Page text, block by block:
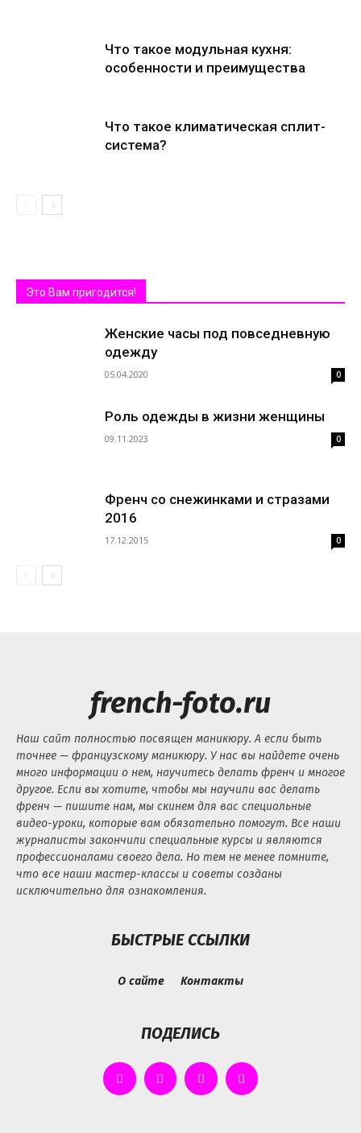
Что такое модульная кухня:
особенности и преимущества
Что такое климатическая сплит-
система?
Это Вам пригодится!
Женские часы под повседневную
одежду
05.04.2020 0
Роль одежды в жизни женщины
09.11.2023 0
Френч со снежинками и стразами
2016
17.12.2015 0
french-foto.ru
Наш сайт полностью посвящен маникюру. А если быть
точнее — французскому маникюру. У нас вы найдете очень
много информации о нем, научитесь делать френч и многое
другое. Если вы хотите, чтобы мы научили вас делать
френч — пишите нам, мы скинем для вас специальные
видео-уроки, которые вам обязательно помогут. Все наши
журналисты закончили специальные курсы и являются
профессионалами своего дела. Но тем не менее помните,
что все наши мастер-классы и советы созданы
исключительно для ознакомления.
БЫСТРЫЕ ССЫЛКИ
О сайте Контакты
ПОДЕЛИСЬ